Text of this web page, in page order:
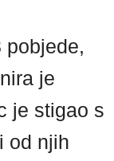
pobjede,
je
je stigao s
od njih